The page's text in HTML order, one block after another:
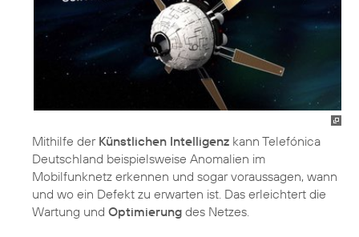
Mithilfe der Künstlichen Intelligenz kann Telefónica
Deutschland beispielsweise Anomalien im
Mobilfunknetz erkennen und sogar voraussagen, wann
und wo ein Defekt zu erwarten ist. Das erleichtert die
Wartung und Optimierung des Netzes.